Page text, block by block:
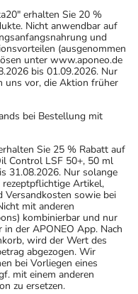
erhalten Sie 20 %
Nicht anwendbar auf
und
(ausgenommen
unter www.aponeo.de
bis 01.09.2026. Nur
uns vor, die Aktion früher
bei Bestellung mit
Sie 25 % Rabatt auf
Control LSF 50+, 50 ml
31.08.2026. Nur solange
Artikel,
Versandkosten sowie bei
mit anderen
kombinierbar und nur
der APONEO App. Nach
wird der Wert des
abgezogen. Wir
bei Vorliegen eines
mit einem anderen
zu ersetzen.